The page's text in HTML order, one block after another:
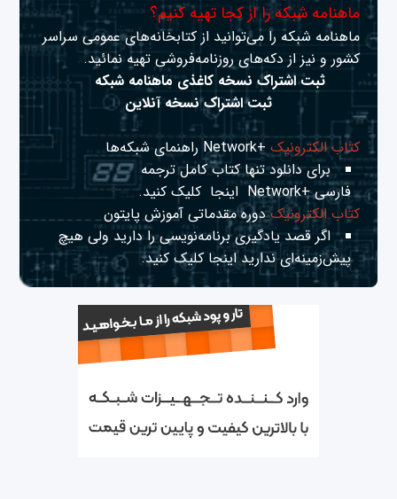
ماهنامه شبکه را از کجا تهیه کنیم؟
ماهنامه شبکه را می‌توانید از کتابخانه‌های عمومی سراسر
کشور و نیز از دکه‌های روزنامه‌فروشی تهیه نمائید.
ثبت اشتراک نسخه کاغذی ماهنامه شبکه
ثبت اشتراک نسخه آنلاین
کتاب الکترونیک+Network راهنمای شبکه‌ها
برای دانلود تنها کتاب کامل ترجمه
فارسی +Network
اینجا کلیک کنید.
کتاب الکترونیکدوره مقدماتی آموزش پایتون
اگر قصد یادگیری برنامه‌نویسی را دارید ولی هیچ
پیش‌زمینه‌ای نداریداینجا کلیک کنید.